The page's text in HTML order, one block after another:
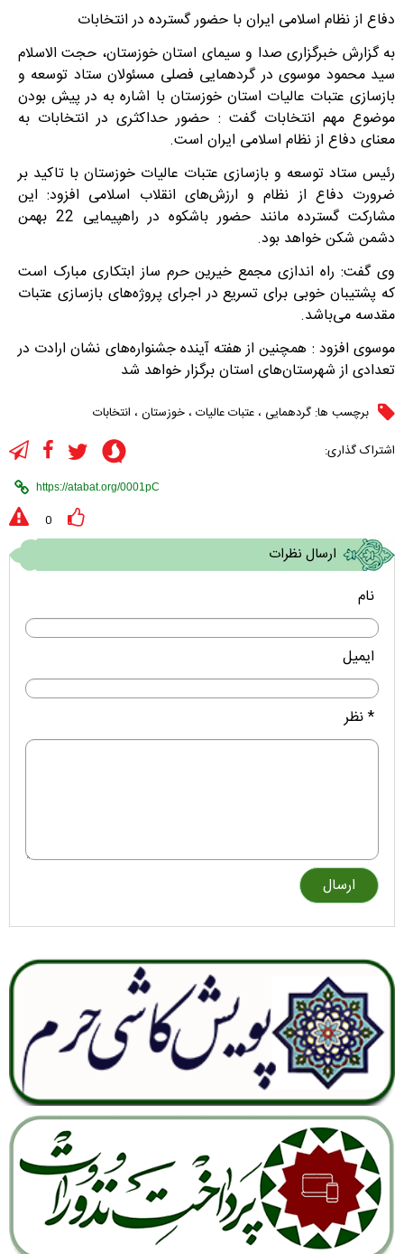
دفاع از نظام اسلامی ایران با حضور گسترده در انتخابات
به گزارش خبرگزاری صدا و سیمای استان خوزستان، حجت الاسلام
سید محمود موسوی در گردهمایی فصلی مسئولان ستاد توسعه و
بازسازی عتبات عالیات استان خوزستان با اشاره به در پیش بودن
موضوع مهم انتخابات گفت : حضور حداکثری در انتخابات به
معنای دفاع از نظام اسلامی ایران است.
رئیس ستاد توسعه و بازسازی عتبات عالیات خوزستان با تاکید بر
ضرورت دفاع از نظام و ارزش‌های انقلاب اسلامی افزود: این
مشارکت گسترده مانند حضور باشکوه در راهپیمایی 22 بهمن
دشمن شکن خواهد بود.
وی گفت: راه اندازی مجمع خیرین حرم ساز ابتکاری مبارک است
که پشتیبان خوبی برای تسریع در اجرای پروژه‌های بازسازی عتبات
مقدسه می‌باشد.
موسوی افزود : همچنین از هفته آینده جشنواره‌های نشان ارادت در
تعدادی از شهرستان‌های استان برگزار خواهد شد
برچسب ها: گردهمایی ، عتبات عالیات ، خوزستان ، انتخابات
اشتراک گذاری:
0
ارسال نظرات
نام
ایمیل
* نظر